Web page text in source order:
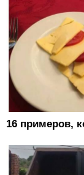
16 примеров,